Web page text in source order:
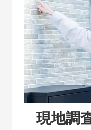
現地調